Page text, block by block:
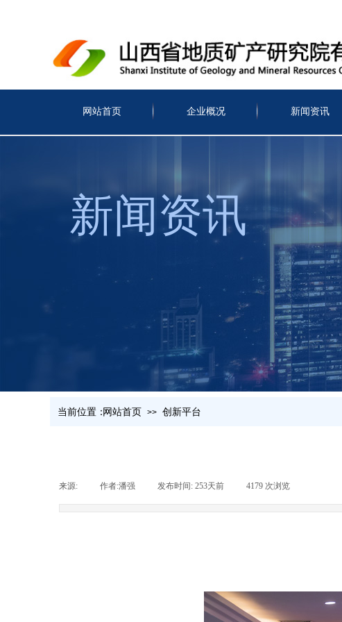
网站首页 企业概况 新闻资讯
新闻资讯
当前位置：网站首页 >> 创新平台
来源: 作者:潘强 发布时间: 253天前 4179 次浏览